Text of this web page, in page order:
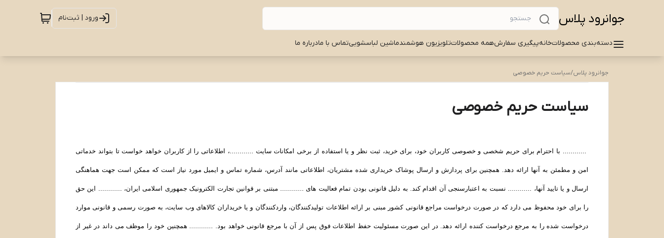
جوانرود پلاس ورود | ثبت‌نام
دسته‌بندی محصولاتخانهپیگیری سفارشهمه محصولاتتلویزیون هوشمندماشین لباسشوییتماس با مادرباره ما
جوانرود پلاس/سیاست حریم خصوصی
سیاست حریم خصوصی
............ با احترام برای حریم شخصی و خصوصی کاربران خود، برای خرید، ثبت نظر و یا استفاده از برخی امکانات سایت ............، اطلاعاتی را از کاربران خواهد خواست تا بتواند خدماتی
امن و مطمئن به آنها ارائه دهد. همچنین برای پردازش و ارسال پوشاک خریداری شده مشتریان، اطلاعاتی مانند آدرس، شماره تماس و ایمیل مورد نیاز است که ممکن است جهت هماهنگی
ارسال و یا تایید آنها، ............ نسبت به اعتبارسنجی آن اقدام کند. به دلیل قانونی بودن تمام فعالیت های ............ مبتنی بر قوانین تجارت الکترونیک جمهوری اسلامی ایران، ............ این حق
را برای خود محفوظ می دارد که در صورت درخواست مراجع قانونی کشور مبنی بر ارائه اطلاعات تولیدکنندگان، واردکنندگان و یا خریداران کالاهای وب سایت، به صورت رسمی و قانونی موارد
درخواست شده را به مرجع درخواست کننده ارائه دهد. در این صورت مسئولیت حفظ اطلاعات فوق پس از آن با مرجع قانونی خواهد بود. ............ همچنین خود را موظف می داند در غیر از